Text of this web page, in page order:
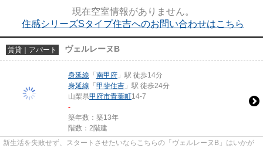
現在空室情報がありません。
住感シリーズSタイプ住吉へのお問い合わせはこちら
賃貸｜アパート ヴェルレーヌB
身延線 「 南甲府 」駅 徒歩14分
身延線 「 甲斐住吉 」駅 徒歩24分
山梨県甲府市青葉町14-7
-
築年数：築13年
階数：2階建
新生活を失敗せず、スタートさせたいならこちらの「ヴェルレーヌB」はいかが